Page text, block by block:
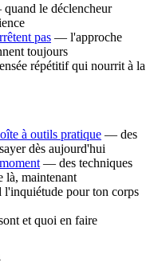
le déclencheur
pas — l'approche
toujours
répétitif qui nourrit à la
à outils pratique — des
dès aujourd'hui
— des techniques
là, maintenant
pour ton corps
et quoi en faire